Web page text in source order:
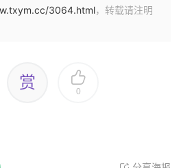
3064.html，转载请注明
赏 0